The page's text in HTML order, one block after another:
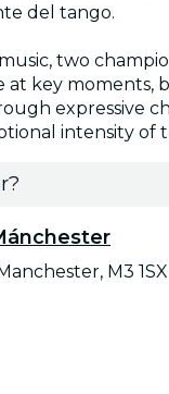
del tango.
two
at key moments,
expressive
intensity of
M3 1SX